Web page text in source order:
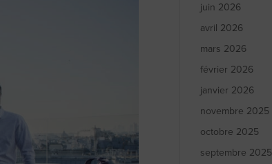
juin 2026
avril 2026
mars 2026
février 2026
janvier 2026
novembre 2025
octobre 2025
septembre 2025